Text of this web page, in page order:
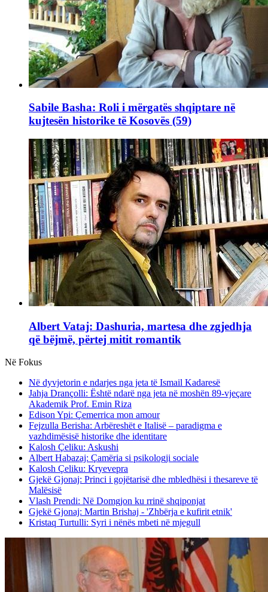
Sabile Basha: Roli i mërgatës shqiptare në
kujtesën historike të Kosovës (59)
Albert Vataj: Dashuria, martesa dhe zgjedhja
që bëjmë, përtej mitit romantik
Në Fokus
Në dyvjetorin e ndarjes nga jeta të Ismail Kadaresë
Jahja Drançolli: Është ndarë nga jeta në moshën 89-vjeçare
Akademik Prof. Emin Riza
Edison Ypi: Çemerrica mon amour
Fejzulla Berisha: Arbëreshët e Italisë – paradigma e
vazhdimësisë historike dhe identitare
Kalosh Çeliku: Askushi
Albert Habazaj: Çamëria si psikologji sociale
Kalosh Çeliku: Kryevepra
Gjekë Gjonaj: Princi i gojëtarisë dhe mbledhësi i thesareve të
Malësisë
Vlash Prendi: Në Domgjon ku rrinë shqiponjat
Gjekë Gjonaj: Martin Brishaj - 'Zhbërja e kufirit etnik'
Kristaq Turtulli: Syri i nënës mbeti në mjegull